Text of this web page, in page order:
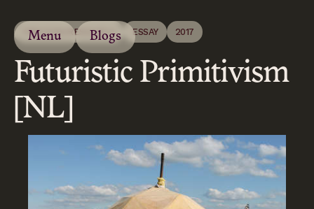
Menu Blogs
PROCESS/RESEARCH ESSAY 2017
Futuristic Primitivism
[NL]